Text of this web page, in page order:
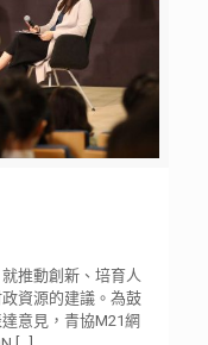
推動創新、培育人
資源的建議。為鼓
意見，青協M21網